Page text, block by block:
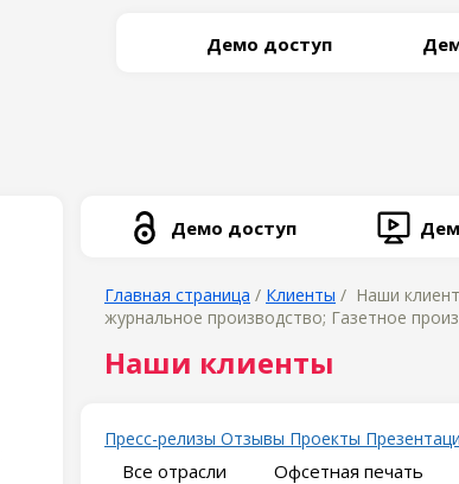
Демо доступ
Демо доступ
Главная страница / Клиенты / Наши
журнальное производство; Газетное
Наши клиенты
Пресс-релизы Отзывы Проекты
Все отрасли Офсетная печать